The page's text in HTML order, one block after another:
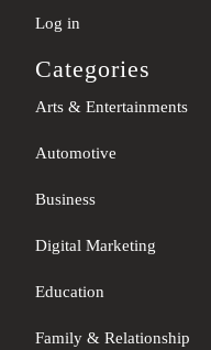
Log in
Categories
Arts & Entertainments
Automotive
Business
Digital Marketing
Education
Family & Relationship